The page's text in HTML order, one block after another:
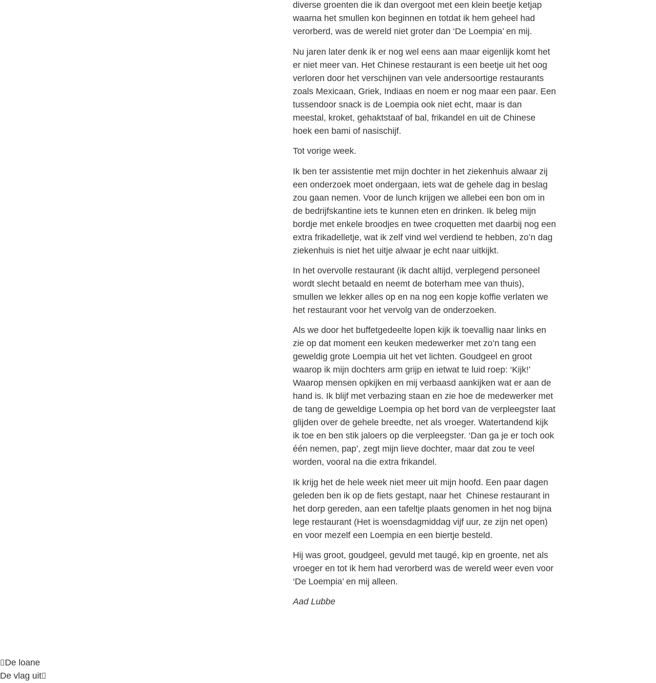
diverse groenten die ik dan overgoot met een klein beetje ketjap
waarna het smullen kon beginnen en totdat ik hem geheel had
verorberd, was de wereld niet groter dan ‘De Loempia’ en mij.
Nu jaren later denk ik er nog wel eens aan maar eigenlijk komt het
er niet meer van. Het Chinese restaurant is een beetje uit het oog
verloren door het verschijnen van vele andersoortige restaurants
zoals Mexicaan, Griek, Indiaas en noem er nog maar een paar. Een
tussendoor snack is de Loempia ook niet echt, maar is dan
meestal, kroket, gehaktstaaf of bal, frikandel en uit de Chinese
hoek een bami of nasischijf.
Tot vorige week.
Ik ben ter assistentie met mijn dochter in het ziekenhuis alwaar zij
een onderzoek moet ondergaan, iets wat de gehele dag in beslag
zou gaan nemen. Voor de lunch krijgen we allebei een bon om in
de bedrijfskantine iets te kunnen eten en drinken. Ik beleg mijn
bordje met enkele broodjes en twee croquetten met daarbij nog een
extra frikadelletje, wat ik zelf vind wel verdiend te hebben, zo’n dag
ziekenhuis is niet het uitje alwaar je echt naar uitkijkt.
In het overvolle restaurant (ik dacht altijd, verplegend personeel
wordt slecht betaald en neemt de boterham mee van thuis),
smullen we lekker alles op en na nog een kopje koffie verlaten we
het restaurant voor het vervolg van de onderzoeken.
Als we door het buffetgedeelte lopen kijk ik toevallig naar links en
zie op dat moment een keuken medewerker met zo’n tang een
geweldig grote Loempia uit het vet lichten. Goudgeel en groot
waarop ik mijn dochters arm grijp en ietwat te luid roep: ‘Kijk!’
Waarop mensen opkijken en mij verbaasd aankijken wat er aan de
hand is. Ik blijf met verbazing staan en zie hoe de medewerker met
de tang de geweldige Loempia op het bord van de verpleegster laat
glijden over de gehele breedte, net als vroeger. Watertandend kijk
ik toe en ben stik jaloers op die verpleegster. ‘Dan ga je er toch ook
één nemen, pap’, zegt mijn lieve dochter, maar dat zou te veel
worden, vooral na die extra frikandel.
Ik krijg het de hele week niet meer uit mijn hoofd. Een paar dagen
geleden ben ik op de fiets gestapt, naar het Chinese restaurant in
het dorp gereden, aan een tafeltje plaats genomen in het nog bijna
lege restaurant (Het is woensdagmiddag vijf uur, ze zijn net open)
en voor mezelf een Loempia en een biertje besteld.
Hij was groot, goudgeel, gevuld met taugé, kip en groente, net als
vroeger en tot ik hem had verorberd was de wereld weer even voor
‘De Loempia’ en mij alleen.
Aad Lubbe
De loane
De vlag uit